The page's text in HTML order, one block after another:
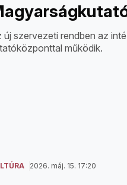
új szervezeti rendben az
működik.
2026. máj. 15. 17:20